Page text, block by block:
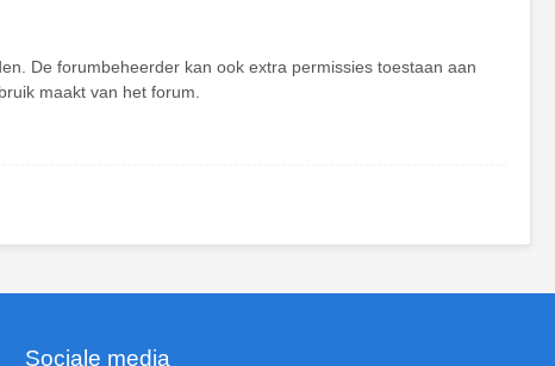
De forumbeheerder kan ook extra permissies toestaan aan
maakt van het forum.
Sociale media